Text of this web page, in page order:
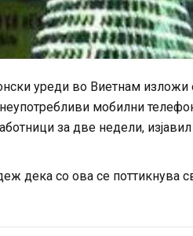
уреди во Виетнам изложи
мобилни
за две недели,
дека со ова се поттикнува